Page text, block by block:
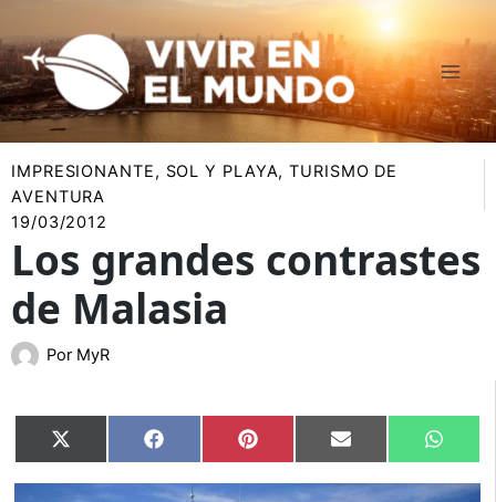
al
contenido
IMPRESIONANTE, SOL Y PLAYA,TURISMO DE
AVENTURA
19/03/2012
Los grandes contrastes
de Malasia
Por MyR
Compartir
en
X
(Twitter)
Compartir
en
Facebook Compartir
en
Pinterest Compartir
en
Email
en